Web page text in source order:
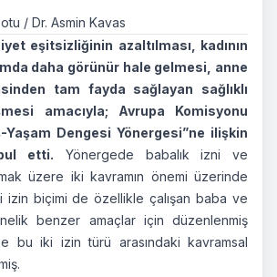
/ Dr. Asmin Kavas
eşitsizliğinin azaltılması, kadının
daha görünür hale gelmesi, anne
tam fayda sağlayan sağlıklı
amacıyla; Avrupa Komisyonu
Yaşam Dengesi Yönergesi”ne ilişkin
etti. Yönergede babalık izni ve
üzere iki kavramın önemi üzerinde
izin biçimi de özellikle çalışan baba ve
benzer amaçlar için düzenlenmiş
bu iki izin türü arasındaki kavramsal